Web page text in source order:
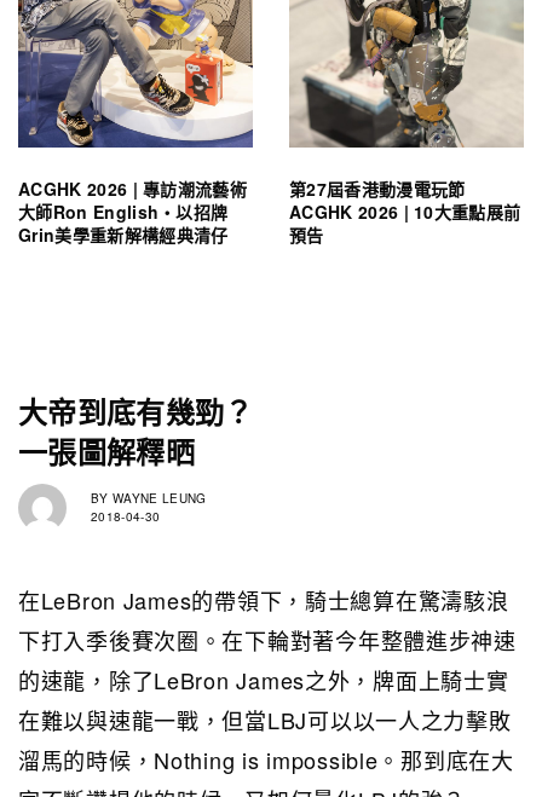
ACGHK 2026 | 專訪潮流藝術
大師Ron English・以招牌
Grin美學重新解構經典清仔
第27屆香港動漫電玩節
ACGHK 2026 | 10大重點展前
預告
大帝到底有幾勁？
一張圖解釋晒
BY WAYNE LEUNG
2018-04-30
在LeBron James的帶領下，騎士總算在驚濤駭浪
下打入季後賽次圈。在下輪對著今年整體進步神速
的速龍，除了LeBron James之外，牌面上騎士實
在難以與速龍一戰，但當LBJ可以以一人之力擊敗
溜馬的時候，Nothing is impossible。那到底在大